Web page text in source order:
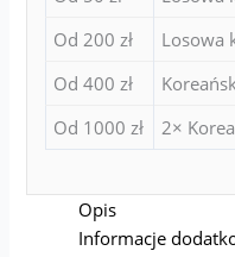
Od 200 zł
Od 400 zł
Od 1000 zł
2×
Opis
Informacje